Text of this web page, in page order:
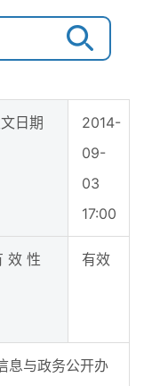
日期
2014-
09-
03
17:00
效 性 有效
息与政务公开办